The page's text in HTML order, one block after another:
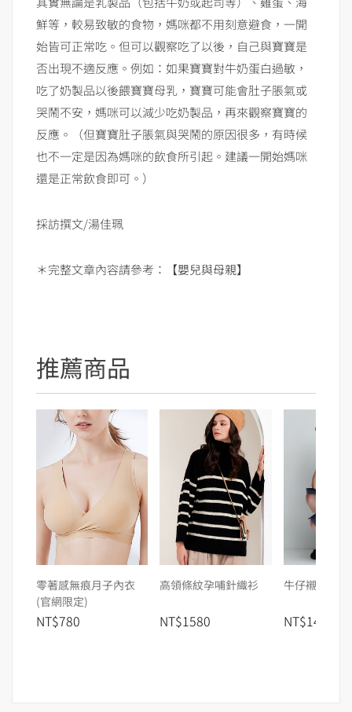
鮮等，較易致敏的食物，媽咪都不用刻意避食，一開
始皆可正常吃。但可以觀察吃了以後，自己與寶寶是
否出現不適反應。例如：如果寶寶對牛奶蛋白過敏，
吃了奶製品以後餵寶寶母乳，寶寶可能會肚子脹氣或
哭鬧不安，媽咪可以減少吃奶製品，再來觀察寶寶的
反應。（但寶寶肚子脹氣與哭鬧的原因很多，有時候
也不一定是因為媽咪的飲食所引起。建議一開始媽咪
還是正常飲食即可。）
採訪撰文/湯佳珮
＊完整文章內容請參考：【嬰兒與母親】
推薦商品
零著感無痕月子內衣
(官網限定)
NT$780
高領條紋孕哺針織衫
NT$1580
牛仔襯衫式
NT$1480